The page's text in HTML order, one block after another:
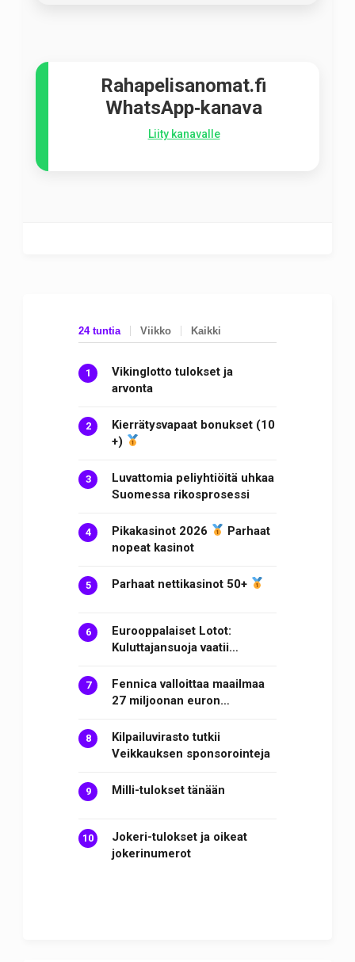
Rahapelisanomat.fi
WhatsApp‑kanava
Liity kanavalle
24 tuntia Viikko Kaikki
Vikinglotto tulokset ja
arvonta
Kierrätysvapaat bonukset (10
+)
Luvattomia peliyhtiöitä uhkaa
Suomessa rikosprosessi
Pikakasinot 2026
Parhaat
nopeat kasinot
Parhaat nettikasinot 50+
Eurooppalaiset Lotot:
Kuluttajansuoja vaatii…
Fennica valloittaa maailmaa
27 miljoonan euron…
Kilpailuvirasto tutkii
Veikkauksen sponsorointeja
Milli-tulokset tänään
Jokeri-tulokset ja oikeat
jokerinumerot